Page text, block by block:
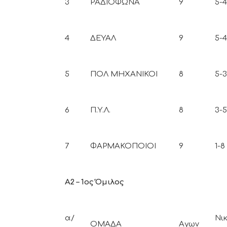
3 ΡΑΔΙΟΦΩΝΑ 9 5-4
4 ΔΕΥΑΛ 9 5-4
5 ΠΟΛ ΜΗΧΑΝΙΚΟΙ 8 5-3
6 Π.Υ.Λ. 8 3-5
7 ΦΑΡΜΑΚΟΠΟΙΟΙ 9 1-8
Α2 – 1ος Όμιλος
α/
ΟΜΑΔΑ Αγων